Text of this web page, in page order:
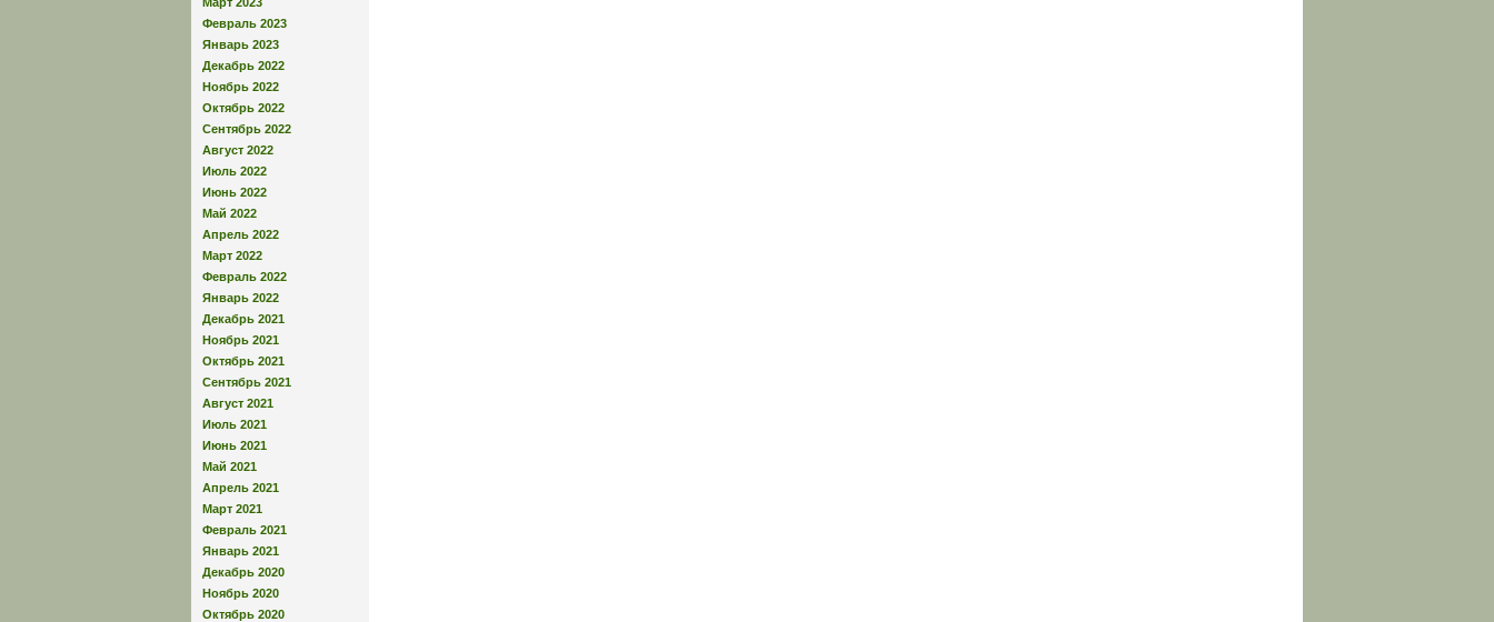
Февраль 2023
Январь 2023
Декабрь 2022
Ноябрь 2022
Октябрь 2022
Сентябрь 2022
Август 2022
Июль 2022
Июнь 2022
Май 2022
Апрель 2022
Март 2022
Февраль 2022
Январь 2022
Декабрь 2021
Ноябрь 2021
Октябрь 2021
Сентябрь 2021
Август 2021
Июль 2021
Июнь 2021
Май 2021
Апрель 2021
Март 2021
Февраль 2021
Январь 2021
Декабрь 2020
Ноябрь 2020
Октябрь 2020